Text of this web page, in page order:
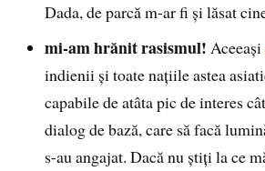
Dada, de parcă m-ar fi şi lăsat
mi-am hrănit rasismul! Aceeaşi
indienii şi toate naţiile astea
capabile de atâta pic de interes
dialog de bază, care să facă
s-au angajat. Dacă nu ştiţi la ce